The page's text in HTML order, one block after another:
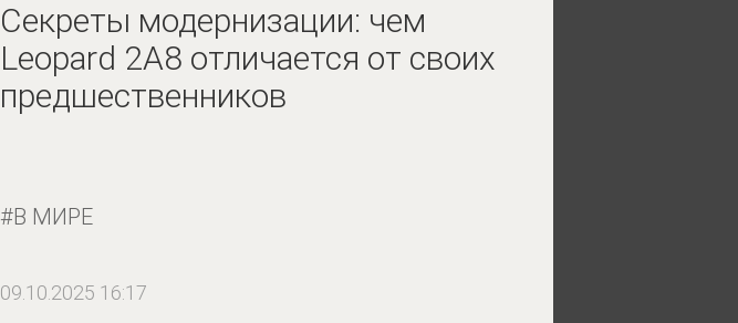
Секреты модернизации: чем
Leopard 2A8 отличается от своих
предшественников
В МИРЕ
09.10.2025 16:17